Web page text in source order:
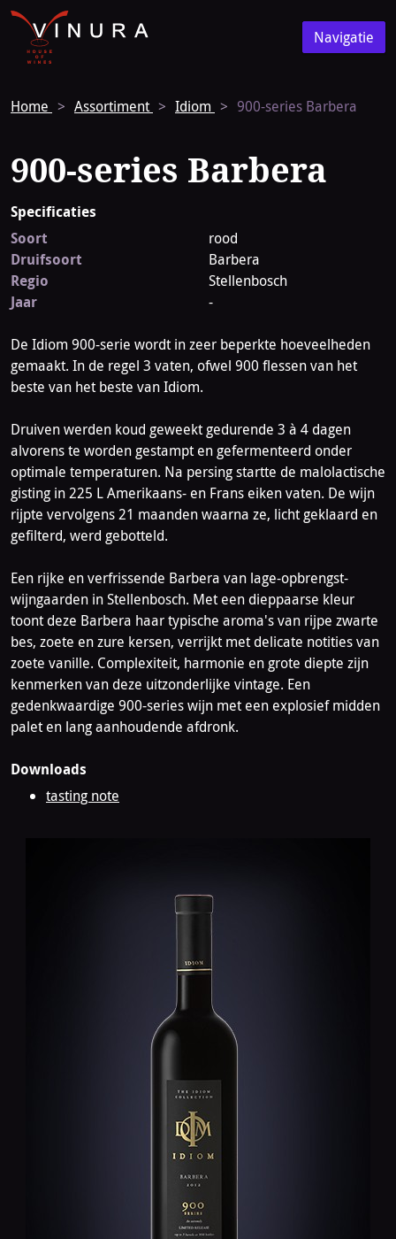
Vinura
Navigatie
Navigatie
Home Assortiment Idiom 900-series Barbera
900-series Barbera
Specificaties
Soort
rood
Druifsoort
Barbera
Regio
Stellenbosch
Jaar
-
De Idiom 900-serie wordt in zeer beperkte hoeveelheden
gemaakt. In de regel 3 vaten, ofwel 900 flessen van het
beste van het beste van Idiom.
Druiven werden koud geweekt gedurende 3 à 4 dagen
alvorens te worden gestampt en gefermenteerd onder
optimale temperaturen. Na persing startte de malolactische
gisting in 225 L Amerikaans- en Frans eiken vaten. De wijn
rijpte vervolgens 21 maanden waarna ze, licht geklaard en
gefilterd, werd gebotteld.
Een rijke en verfrissende Barbera van lage-opbrengst-
wijngaarden in Stellenbosch. Met een dieppaarse kleur
toont deze Barbera haar typische aroma's van rijpe zwarte
bes, zoete en zure kersen, verrijkt met delicate notities van
zoete vanille. Complexiteit, harmonie en grote diepte zijn
kenmerken van deze uitzonderlijke vintage. Een
gedenkwaardige 900-series wijn met een explosief midden
palet en lang aanhoudende afdronk.
Downloads
tasting note